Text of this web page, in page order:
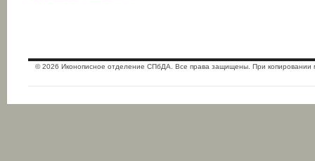
© 2026 Иконописное отделение СПбДА. Все права защищены. При копировании